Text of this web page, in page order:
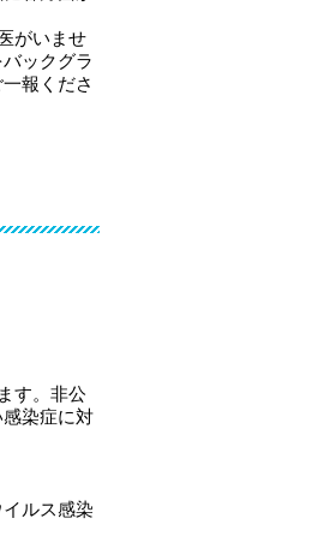
がいませ
ックグラ
報くださ
す。非公
染症に対
ルス感染